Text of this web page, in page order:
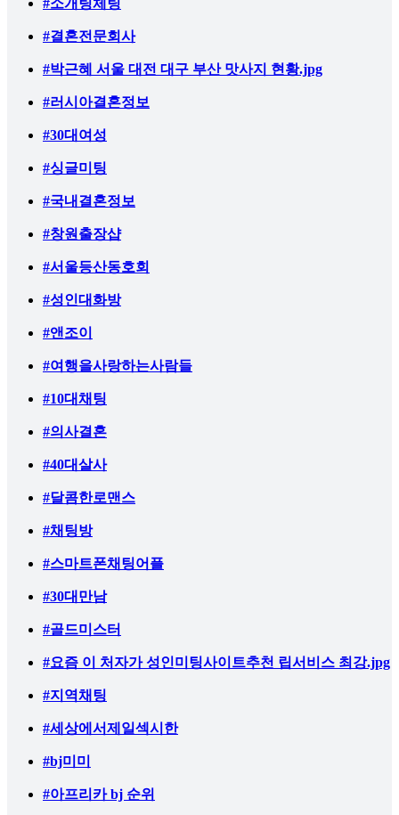
#소개팅체팅
#결혼전문회사
#박근혜 서울 대전 대구 부산 맛사지 현황.jpg
#러시아결혼정보
#30대여성
#싱글미팅
#국내결혼정보
#창원출장샵
#서울등산동호회
#성인대화방
#앤조이
#여행을사랑하는사람들
#10대채팅
#의사결혼
#40대살사
#달콤한로맨스
#채팅방
#스마트폰채팅어플
#30대만남
#골드미스터
#요즘 이 처자가 성인미팅사이트추천 립서비스 최강.jpg
#지역채팅
#세상에서제일섹시한
#bj미미
#아프리카 bj 순위